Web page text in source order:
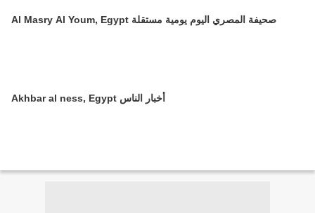
Al Masry Al Youm, Egypt صحيفة المصري اليوم يومية مستقلة
Akhbar al ness, Egypt أخبار الناس